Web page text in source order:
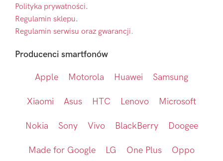
Polityka prywatności.
Regulamin sklepu.
Regulamin serwisu oraz gwarancji.
Producenci smartfonów
Apple Motorola Huawei Samsung
Xiaomi Asus HTC Lenovo Microsoft
Nokia Sony Vivo BlackBerry Doogee
Made for Google LG One Plus Oppo